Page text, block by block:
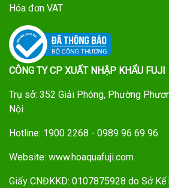
Hóa đơn VAT
CÔNG TY CP XUẤT NHẬP KHẨU FUJI
Trụ sở: 352 Giải Phóng, Phường
Nội
Hotline: 1900 2268 - 0989 96 69 96
Website: www.hoaquafuji.com
Giấy CNĐKKD: 0107875928 do Sở